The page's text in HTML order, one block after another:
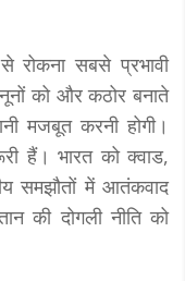
रोकना सबसे प्रभावी
को और कठोर बनाते
मजबूत करनी होगी।
हैं। भारत को क्वाड,
समझौतों में आतंकवाद
की दोगली नीति को